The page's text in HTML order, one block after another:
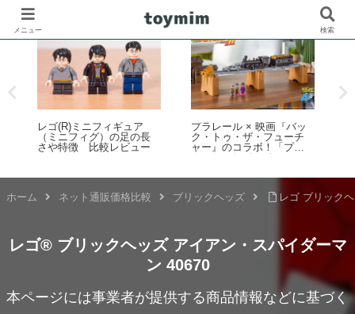
レゴ(R)ミニフィギュア
（ミニフィグ）の足の長
さや特徴 比較レビュー
プラレール × 映画『バッ
ク・トゥ・ザ・フューチ
ャー』のコラボ！「プラ
レール バック・トゥ・
蒸気機関車131号＆タイム
場！
ホーム ネット通販価格比較 ブリックヘッズ レゴ ブリック
レゴ® ブリックヘッズ アイアン・スパイダーマ
ン 40670
本ページには事業者が提供する商品情報などに基づく
メニュー 検索